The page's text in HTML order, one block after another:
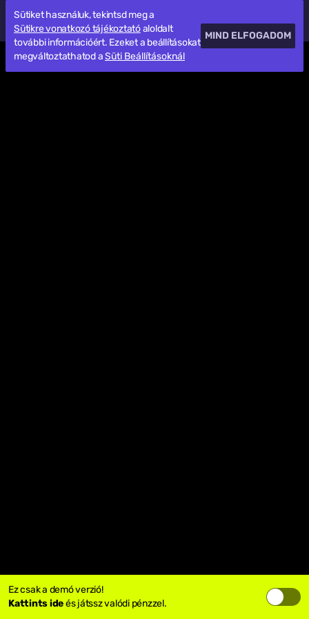
Ez csak a demó verzió!
Kattints ideés játssz valódi pénzzel.
Sütiket használuk, tekintsd meg a
Sütikre vonatkozó tájékoztatóaloldalt
további információért. Ezeket a beállításokat
megváltoztathatod aSüti Beállításoknál
MIND ELFOGADOM